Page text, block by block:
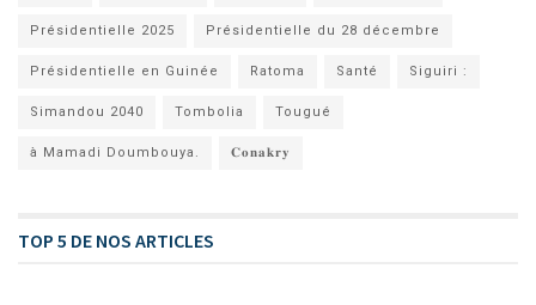
Présidentielle 2025 Présidentielle du 28 décembre
Présidentielle en Guinée Ratoma Santé Siguiri :
Simandou 2040 Tombolia Tougué
à Mamadi Doumbouya. 𝐂𝐨𝐧𝐚𝐤𝐫𝐲
TOP 5 DE NOS ARTICLES